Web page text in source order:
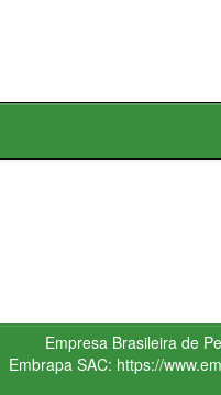
Empresa Brasileira de
Embrapa SAC: https://